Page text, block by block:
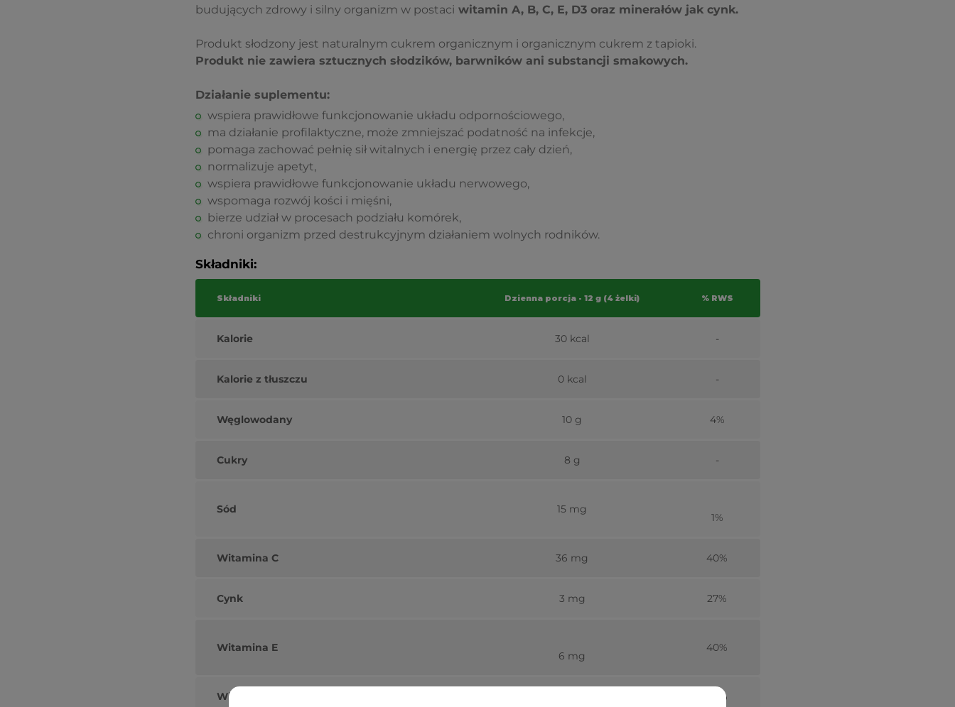
budujących zdrowy i silny organizm w postaci witamin A, B, C, E, D3 oraz minerałów jak cynk.
Produkt słodzony jest naturalnym cukrem organicznym i organicznym cukrem z tapioki.
Produkt nie zawiera sztucznych słodzików, barwników ani substancji smakowych.
Działanie suplementu:
wspiera prawidłowe funkcjonowanie układu odpornościowego,
ma działanie profilaktyczne, może zmniejszać podatność na infekcje,
pomaga zachować pełnię sił witalnych i energię przez cały dzień,
normalizuje apetyt,
wspiera prawidłowe funkcjonowanie układu nerwowego,
wspomaga rozwój kości i mięśni,
bierze udział w procesach podziału komórek,
chroni organizm przed destrukcyjnym działaniem wolnych rodników.
Składniki:
Składniki Dzienna porcja - 12 g (4 żelki) % RWS
Kalorie 30 kcal -
Kalorie z tłuszczu 0 kcal -
Węglowodany 10 g 4%
Cukry 8 g -
Sód 15 mg
1%
Witamina C 36 mg 40%
Cynk 3 mg 27%
Witamina E
6 mg
40%
Witamina B5 (D-pantotenian wapnia) 20%